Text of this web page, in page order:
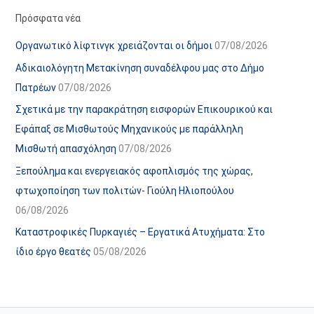
α
ρ
τ
ή
σ
ε
ω
ν
ε
ρ
θ
ρ
ω
ν
ι
σ
τ
ο
χ
ο
Πρόσφατα νέα
Οργανωτικό λίφτινγκ χρειάζονται οι δήμοι07/08/2026
Αδικαιολόγητη Μετακίνηση συναδέλφου μας στο Δήμο
Πατρέων07/08/2026
Σχετικά με την παρακράτηση εισφορών Επικουρικού και
Εφάπαξ σε Μισθωτούς Μηχανικούς με παράλληλη
Μισθωτή απασχόληση 07/08/2026
Ξεπούλημα και ενεργειακός αφοπλισμός της χώρας,
φτωχοποίηση των πολιτών- Γιούλη Ηλιοπούλου
06/08/2026
Καταστροφικές Πυρκαγιές – Εργατικά Ατυχήματα: Στο
ίδιο έργο θεατές 05/08/2026